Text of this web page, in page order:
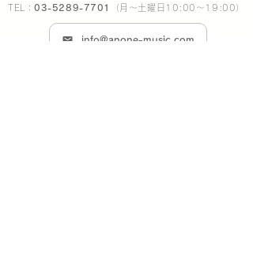
TEL：03-5289-7701 （月～土曜日10:00～19:00）
info@anone-music.com